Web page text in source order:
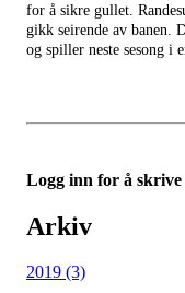
for å sikre gullet.
gikk seirende av banen.
og spiller neste sesong i
Logg inn for å
Arkiv
2019 (3)